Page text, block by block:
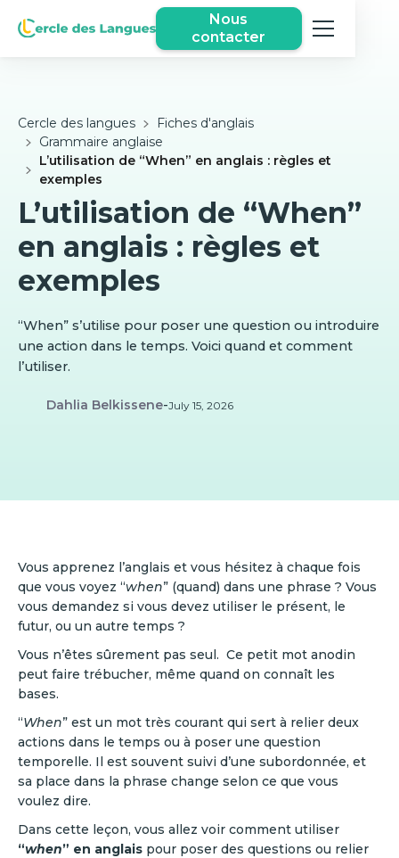
Nous
contacter
Cercle des langues
Fiches d'anglais
Grammaire anglaise
L’utilisation de “When” en anglais : règles et
exemples
L’utilisation de “When”
en anglais : règles et
exemples
“When” s’utilise pour poser une question ou introduire
une action dans le temps. Voici quand et comment
l’utiliser.
Dahlia Belkissene-July 15, 2026
Vous apprenez l’anglais et vous hésitez à chaque fois
que vous voyez “when” (quand) dans une phrase ? Vous
vous demandez si vous devez utiliser le présent, le
futur, ou un autre temps ?
Vous n’êtes sûrement pas seul. Ce petit mot anodin
peut faire trébucher, même quand on connaît les
bases.
“When” est un mot très courant qui sert à relier deux
actions dans le temps ou à poser une question
temporelle. Il est souvent suivi d’une subordonnée, et
sa place dans la phrase change selon ce que vous
voulez dire.
Dans cette leçon, vous allez voir comment utiliser
“when” en anglais pour poser des questions ou relier